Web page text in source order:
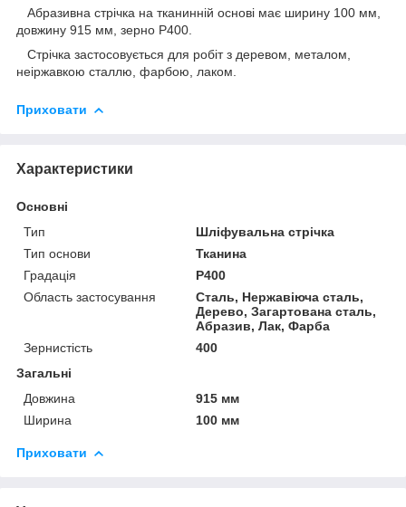
Абразивна стрічка на тканинній основі має ширину 100 мм,
довжину 915 мм, зерно Р400.
Стрічка застосовується для робіт з деревом, металом,
неіржавкою сталлю, фарбою, лаком.
Приховати
Характеристики
Основні
Тип
Шліфувальна стрічка
Тип основи
Тканина
Градація
P400
Область застосування
Сталь, Нержавіюча сталь,
Дерево, Загартована сталь,
Абразив, Лак, Фарба
Зернистість
400
Загальні
Довжина
915 мм
Ширина
100 мм
Приховати